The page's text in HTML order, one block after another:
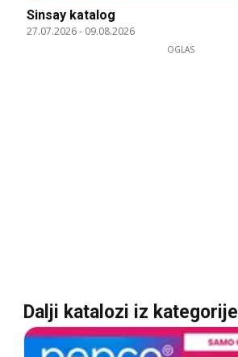
Sinsay katalog
27.07.2026- 09.08.2026
OGLAS
Dalji katalozi iz kategorije